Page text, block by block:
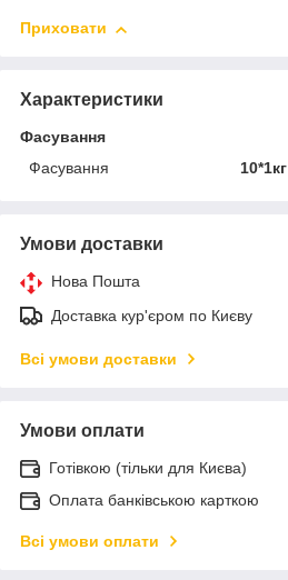
Приховати
Характеристики
Фасування
Фасування
10*1кг
Умови доставки
Нова Пошта
Доставка кур'єром по Києву
Всі умови доставки
Умови оплати
Готівкою (тільки для Києва)
Оплата банківською карткою
Всі умови оплати